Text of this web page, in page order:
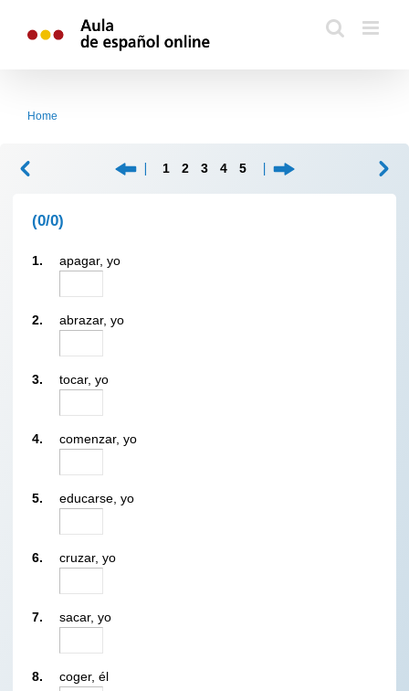
Home
1 2 3 4 5
(0/0)
1. apagar, yo
2. abrazar, yo
3. tocar, yo
4. comenzar, yo
5. educarse, yo
6. cruzar, yo
7. sacar, yo
8. coger, él